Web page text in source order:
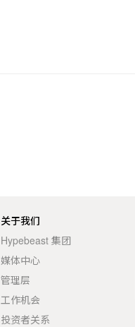
关于我们
Hypebeast 集团
媒体中心
管理层
工作机会
投资者关系